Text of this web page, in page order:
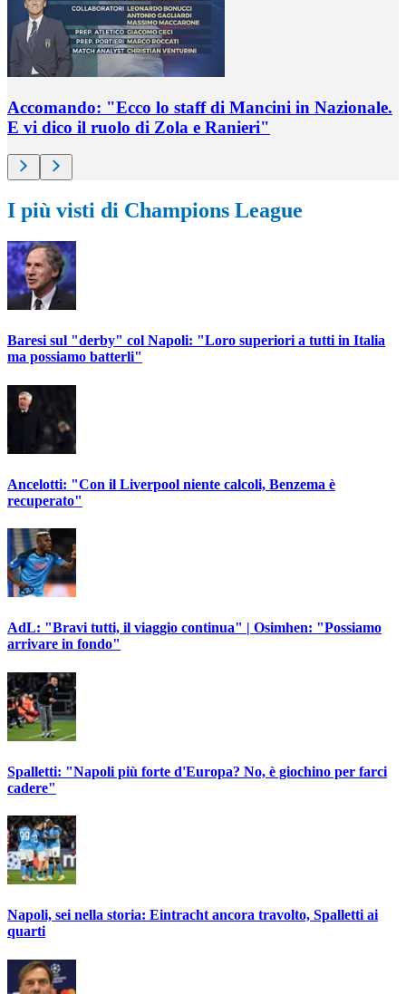
Accomando: "Ecco lo staff di Mancini in Nazionale.
E vi dico il ruolo di Zola e Ranieri"
I più visti di Champions League
Baresi sul "derby" col Napoli: "Loro superiori a tutti in Italia
ma possiamo batterli"
Ancelotti: "Con il Liverpool niente calcoli, Benzema è
recuperato"
AdL: "Bravi tutti, il viaggio continua" | Osimhen: "Possiamo
arrivare in fondo"
Spalletti: "Napoli più forte d'Europa? No, è giochino per farci
cadere"
Napoli, sei nella storia: Eintracht ancora travolto, Spalletti ai
quarti